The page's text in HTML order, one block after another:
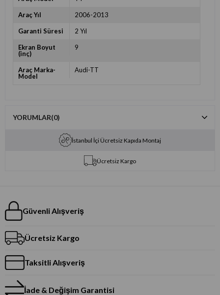
Araç Yıl 2006-2013
Garanti Süresi 2 Yıl
Ekran Boyut
(inç)
9
Araç Marka-
Model
Audi-TT
YORUMLAR(0)
İstanbul İçi Ücretsiz Kapıda Montaj
Ücretsiz Kargo
Güvenli Alışveriş
Ücretsiz Kargo
Taksitli Alışveriş
İade & Değişim Garantisi